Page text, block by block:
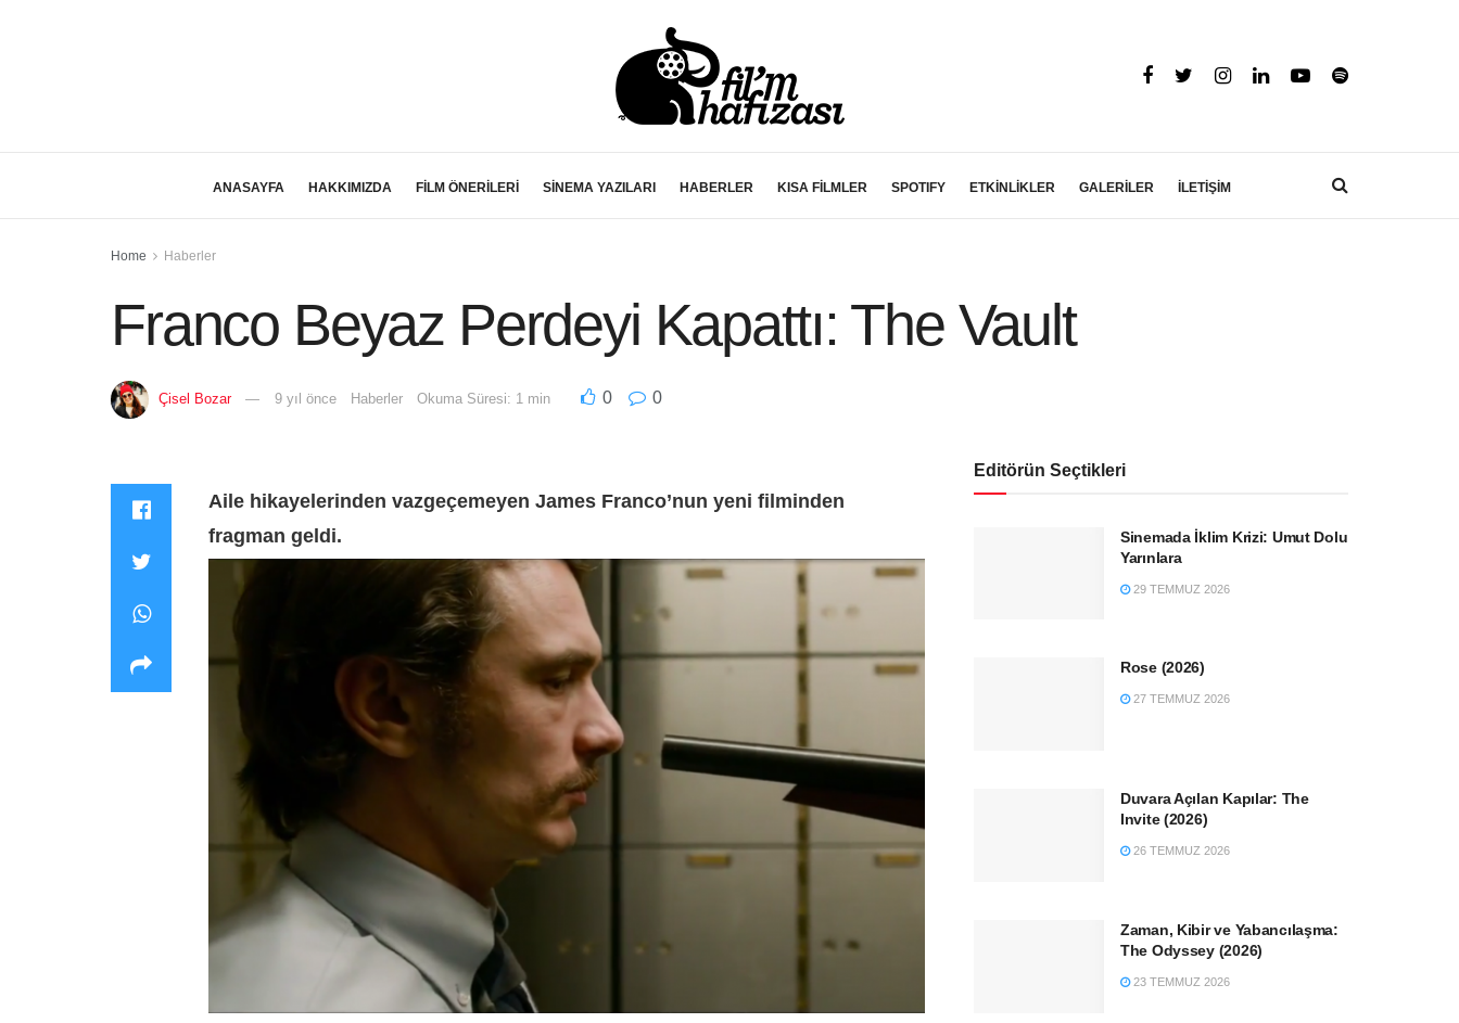
ANASAYFA HAKKIMIZDA FİLM ÖNERİLERİ SİNEMA YAZILARI HABERLER KISA FİLMLER SPOTIFY ETKİNLİKLER GALERİLER İLETİŞİM
Home Haberler
Franco Beyaz Perdeyi Kapattı: The Vault
Çisel Bozar 9 yıl önce Haberler Okuma Süresi: 1 min 0 0
Aile hikayelerinden vazgeçemeyen James Franco’nun yeni filminden
fragman geldi.
Editörün Seçtikleri
Sinemada İklim Krizi: Umut Dolu
Yarınlara
29 TEMMUZ 2026
Rose (2026)
27 TEMMUZ 2026
Duvara Açılan Kapılar: The
Invite (2026)
26 TEMMUZ 2026
Zaman, Kibir ve Yabancılaşma:
The Odyssey (2026)
23 TEMMUZ 2026